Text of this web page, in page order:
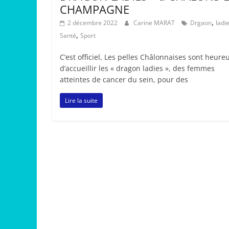
CHAMPAGNE
2 décembre 2022 Carine MARAT Drgaon,
Santé, Sport
C’est officiel, Les pelles Châlonnaises sont
d’accueillir les « dragon ladies », des femmes
atteintes de cancer du sein, pour des
Lire la suite